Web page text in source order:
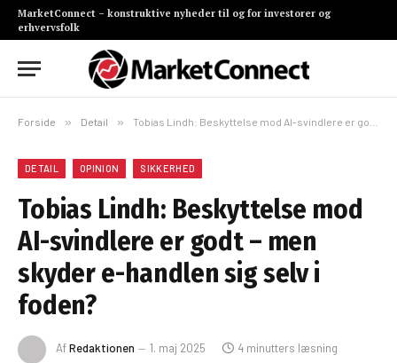
MarketConnect – konstruktive nyheder til og for investorer og
erhvervsfolk
Forside » Detail » Tobias Lindh: Beskyttelse mod AI-svindlere er godt – men skyder e-handlen sig selv i foden?
DETAIL OPINION SIKKERHED
Tobias Lindh: Beskyttelse mod
AI-svindlere er godt – men
skyder e-handlen sig selv i
foden?
AfRedaktionen 1. maj 2025 4 minutters læsning